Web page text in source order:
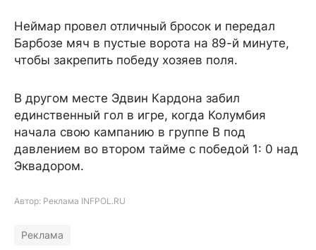
Неймар провел отличный бросок и передал
Барбозе мяч в пустые ворота на 89-й минуте,
чтобы закрепить победу хозяев поля.
В другом месте Эдвин Кардона забил
единственный гол в игре, когда Колумбия
начала свою кампанию в группе B под
давлением во втором тайме с победой 1: 0 над
Эквадором.
Автор: Реклама INFPOL.RU
Реклама